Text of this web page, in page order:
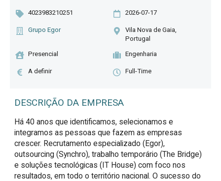
4023983210251 2026-07-17
Grupo Egor
Vila Nova de Gaia,
Portugal
Presencial Engenharia
A definir Full-Time
DESCRIÇÃO DA EMPRESA
Há 40 anos que identificamos, selecionamos e
integramos as pessoas que fazem as empresas
crescer. Recrutamento especializado (Egor),
outsourcing (Synchro), trabalho temporário (The Bridge)
e soluções tecnológicas (IT House) com foco nos
resultados, em todo o território nacional. O sucesso do